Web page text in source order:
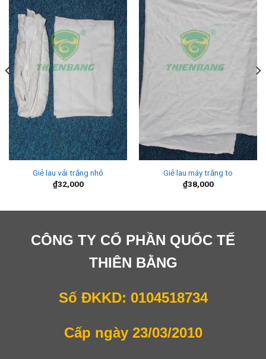
Giẻ lau vải trắng nhỏ
₫32,000
Giẻ lau máy trắng to
₫38,000
CÔNG TY CỔ PHẦN QUỐC TẾ
THIÊN BẰNG
Số ĐKKD: 0104518734
Cấp ngày 23/03/2010